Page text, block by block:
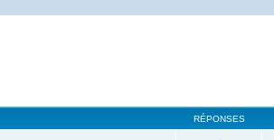
RÉPONSES